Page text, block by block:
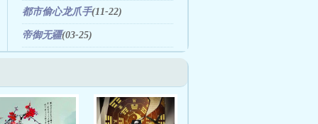
都市偷心龙爪手(11-22)
帝御无疆(03-25)